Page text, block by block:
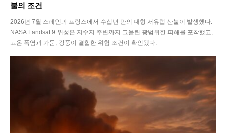
불의 조건
2026년 7월 스페인과 프랑스에서 수십년 만의 대형 서유럽 산불이 발생했다.
NASA Landsat 9 위성은 저수지 주변까지 그을린 광범위한 피해를 포착했고,
고온 폭염과 가뭄, 강풍이 결합한 위험 조건이 확인됐다.